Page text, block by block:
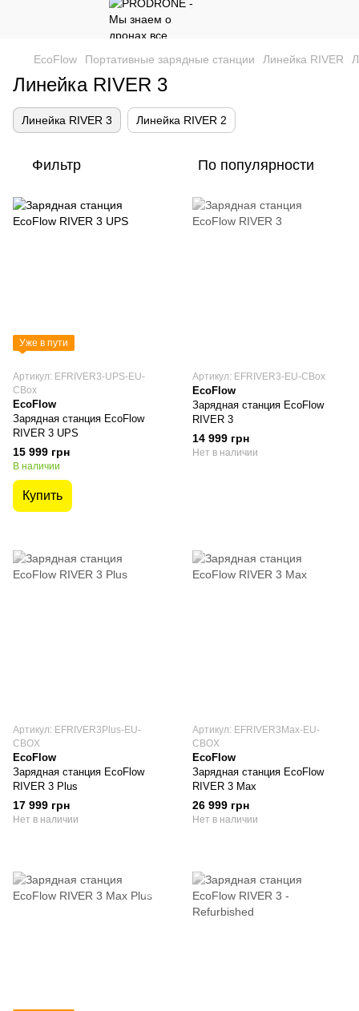
EcoFlow Портативные зарядные станции Линейка RIVER
Линейка RIVER 3
Линейка RIVER 3 Линейка RIVER 2
Фильтр По популярности
Уже в пути
Артикул: EFRIVER3-UPS-EU-
CBox
EcoFlow
Зарядная станция EcoFlow
RIVER 3 UPS
15 999 грн
В наличии
Купить
Артикул: EFRIVER3-EU-CBox
EcoFlow
Зарядная станция EcoFlow
RIVER 3
14 999 грн
Нет в наличии
Артикул: EFRIVER3Plus-EU-
CBOX
EcoFlow
Зарядная станция EcoFlow
RIVER 3 Plus
17 999 грн
Нет в наличии
Артикул: EFRIVER3Max-EU-
CBOX
EcoFlow
Зарядная станция EcoFlow
RIVER 3 Max
26 999 грн
Нет в наличии